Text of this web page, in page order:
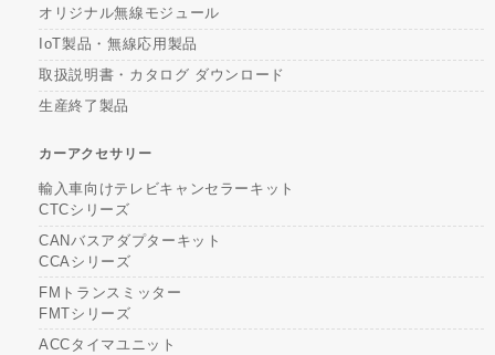
オリジナル無線モジュール
IoT製品・無線応用製品
取扱説明書・カタログ ダウンロード
生産終了製品
カーアクセサリー
輸入車向けテレビキャンセラーキット
CTCシリーズ
CANバスアダプターキット
CCAシリーズ
FMトランスミッター
FMTシリーズ
ACCタイマユニット